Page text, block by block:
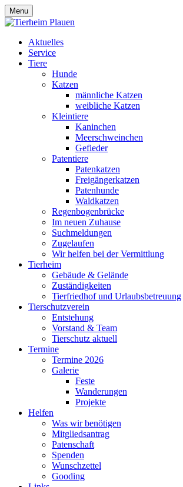
Menu
Aktuelles
Service
Tiere
Hunde
Katzen
männliche Katzen
weibliche Katzen
Kleintiere
Kaninchen
Meerschweinchen
Gefieder
Patentiere
Patenkatzen
Freigängerkatzen
Patenhunde
Waldkatzen
Regenbogenbrücke
Im neuen Zuhause
Suchmeldungen
Zugelaufen
Wir helfen bei der Vermittlung
Tierheim
Gebäude & Gelände
Zuständigkeiten
Tierfriedhof und Urlaubsbetreuung
Tierschutzverein
Entstehung
Vorstand & Team
Tierschutz aktuell
Termine
Termine 2026
Galerie
Feste
Wanderungen
Projekte
Helfen
Was wir benötigen
Mitgliedsantrag
Patenschaft
Spenden
Wunschzettel
Gooding